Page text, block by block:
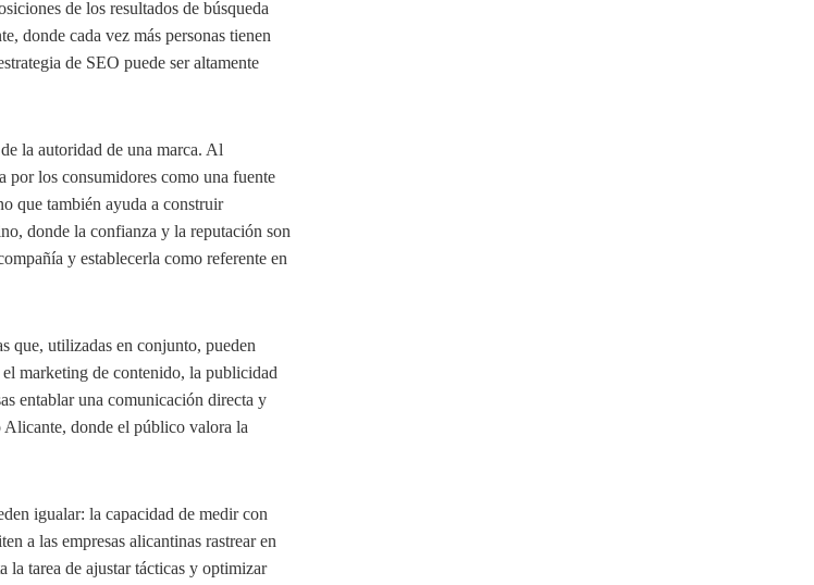
de los resultados de búsqueda
donde cada vez más personas tienen
de SEO puede ser altamente
la autoridad de una marca. Al
por los consumidores como una fuente
que también ayuda a construir
donde la confianza y la reputación son
y establecerla como referente en
que, utilizadas en conjunto, pueden
marketing de contenido, la publicidad
entablar una comunicación directa y
Alicante, donde el público valora la
igualar: la capacidad de medir con
a las empresas alicantinas rastrear en
la tarea de ajustar tácticas y optimizar